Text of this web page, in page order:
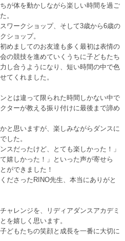
が体を動かしながら楽しい時間を過ご
。
ワークショップ、そして3歳から6歳の
ショップ。
めましてのお友達も多く最初は表情の
の競技を進めていくうちに子どもたち
し合うようになり、短い時間の中で色
てくれました。
とは違って限られた時間しかない中で
ターが教える振り付けに最後まで諦め
と思いますが、楽しみながらダンスに
した。
スだったけど、とても楽しかった！」
嬉しかった！」といった声が寄せら
ができました！
ださったRINO先生、本当にありがと
ャレンジを、リディアダンスアカデミ
を嬉しく思います。
どもたちの笑顔と成長を一番に大切に